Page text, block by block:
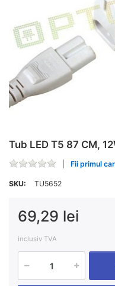
Tub LED T5 87 CM,
Fii primul
SKU: TU5652
69,29 lei
inclusiv TVA